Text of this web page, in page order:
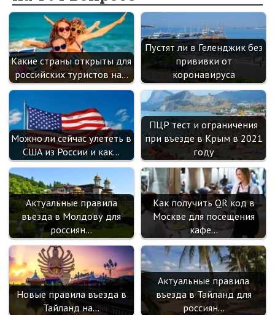
k as
sn
ik
i
Какие страны открыты для
российских туристов на…
Пустят ли в Геленджик без
прививки от
коронавируса
Можно ли сейчас улететь в
США из России и как…
ПЦР тест и ограничения
при въезде в Крым в 2021
году
Актуальные правила
въезда в Молдову для
россиян…
Как получить QR код в
Москве для посещения
кафе…
Новые правила въезда в
Тайланд на…
Актуальные правила
въезда в Тайланд для
россиян…